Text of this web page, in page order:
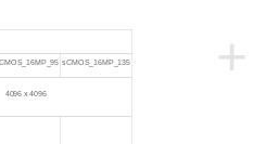
+
sCMOS_16MP_135
4096 x 4096